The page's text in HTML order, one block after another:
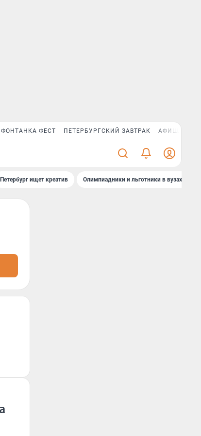
ФЕСТ ПЕТЕРБУРГСКИЙ ЗАВТРАК АФИША PLUS
Петербург ищет креатив Олимпиадники и льготники в вузах СПб